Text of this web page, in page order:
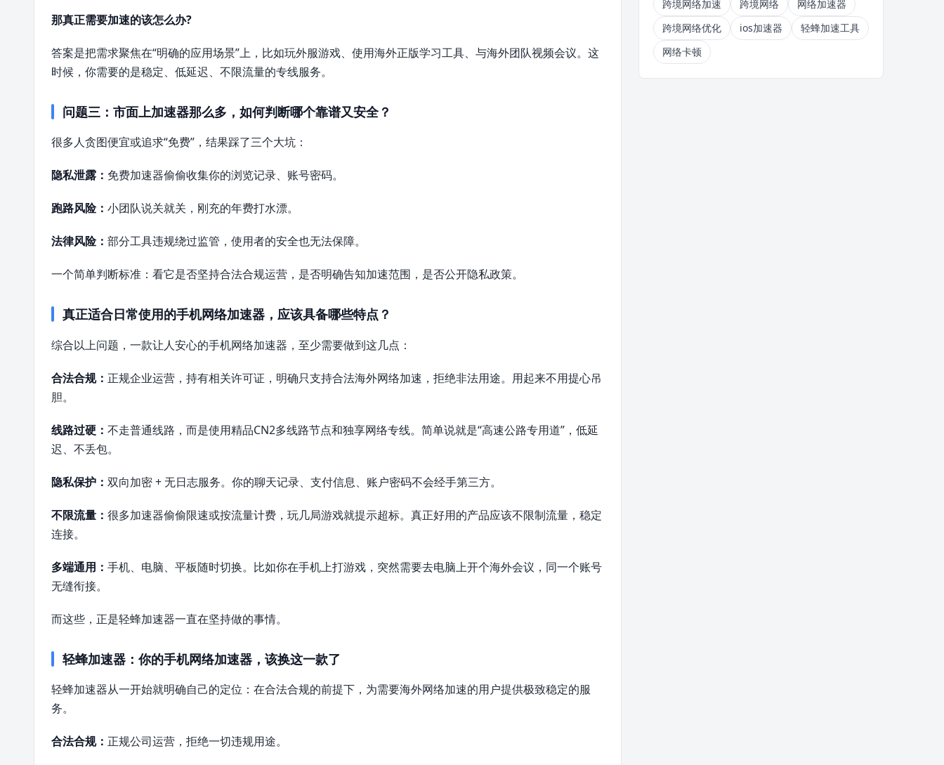
那真正需要加速的该怎么办?
答案是把需求聚焦在“明确的应用场景”上，比如玩外服游戏、使用海外正版学习工具、与海外团队视频会议。这
时候，你需要的是稳定、低延迟、不限流量的专线服务。
问题三：市面上加速器那么多，如何判断哪个靠谱又安全？
很多人贪图便宜或追求“免费”，结果踩了三个大坑：
隐私泄露： 免费加速器偷偷收集你的浏览记录、账号密码。
跑路风险： 小团队说关就关，刚充的年费打水漂。
法律风险： 部分工具违规绕过监管，使用者的安全也无法保障。
一个简单判断标准：看它是否坚持合法合规运营，是否明确告知加速范围，是否公开隐私政策。
真正适合日常使用的手机网络加速器，应该具备哪些特点？
综合以上问题，一款让人安心的手机网络加速器，至少需要做到这几点：
合法合规： 正规企业运营，持有相关许可证，明确只支持合法海外网络加速，拒绝非法用途。用起来不用提心吊
胆。
线路过硬： 不走普通线路，而是使用精品CN2多线路节点和独享网络专线。简单说就是“高速公路专用道”，低延
迟、不丢包。
隐私保护： 双向加密 + 无日志服务。你的聊天记录、支付信息、账户密码不会经手第三方。
不限流量： 很多加速器偷偷限速或按流量计费，玩几局游戏就提示超标。真正好用的产品应该不限制流量，稳定
连接。
多端通用： 手机、电脑、平板随时切换。比如你在手机上打游戏，突然需要去电脑上开个海外会议，同一个账号
无缝衔接。
而这些，正是轻蜂加速器一直在坚持做的事情。
轻蜂加速器：你的手机网络加速器，该换这一款了
轻蜂加速器从一开始就明确自己的定位：在合法合规的前提下，为需要海外网络加速的用户提供极致稳定的服
务。
合法合规： 正规公司运营，拒绝一切违规用途。
跨境网络加速
跨境网络
网络加速器
跨境网络优化
ios加速器
轻蜂加速工具
网络卡顿